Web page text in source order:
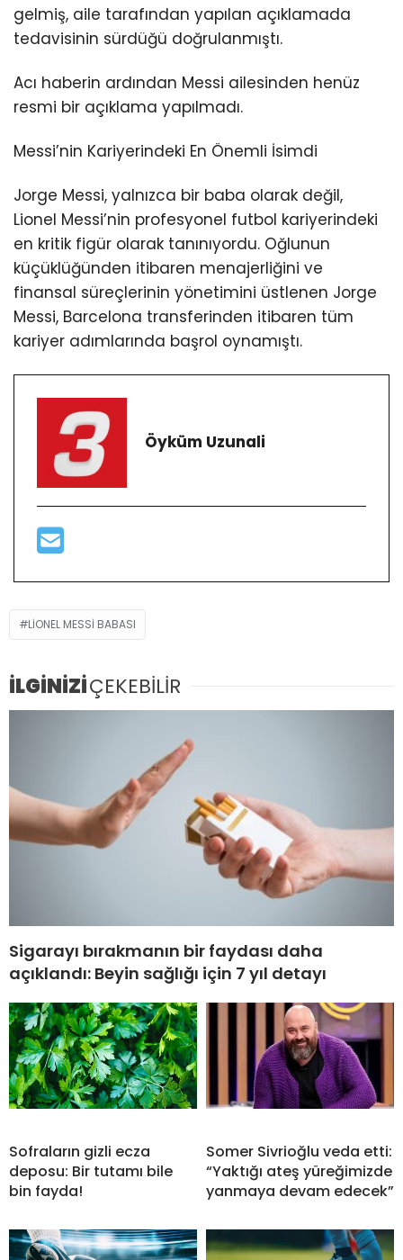
gelmiş, aile tarafından yapılan açıklamada
tedavisinin sürdüğü doğrulanmıştı.
Acı haberin ardından Messi ailesinden henüz
resmi bir açıklama yapılmadı.
Messi’nin Kariyerindeki En Önemli İsimdi
Jorge Messi, yalnızca bir baba olarak değil,
Lionel Messi’nin profesyonel futbol kariyerindeki
en kritik figür olarak tanınıyordu. Oğlunun
küçüklüğünden itibaren menajerliğini ve
finansal süreçlerinin yönetimini üstlenen Jorge
Messi, Barcelona transferinden itibaren tüm
kariyer adımlarında başrol oynamıştı.
Öyküm Uzunali
LIONEL MESSI BABASI
İLGİNİZİÇEKEBİLİR
Sigarayı bırakmanın bir faydası daha
açıklandı: Beyin sağlığı için 7 yıl detayı
Sofraların gizli ecza
deposu: Bir tutamı bile
bin fayda!
Somer Sivrioğlu veda etti:
“Yaktığı ateş yüreğimizde
yanmaya devam edecek”